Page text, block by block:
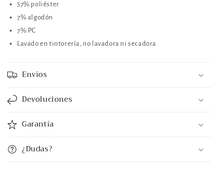
57% poliéster
7% algodón
7% PC
Lavado en tintorería, no lavadora ni secadora
Envíos
Devoluciones
Garantía
¿Dudas?